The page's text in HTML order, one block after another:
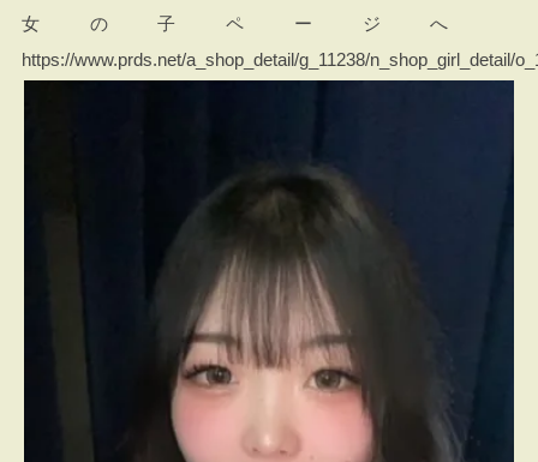
女の子ページへ
https://www.prds.net/a_shop_detail/g_11238/n_shop_girl_detail/